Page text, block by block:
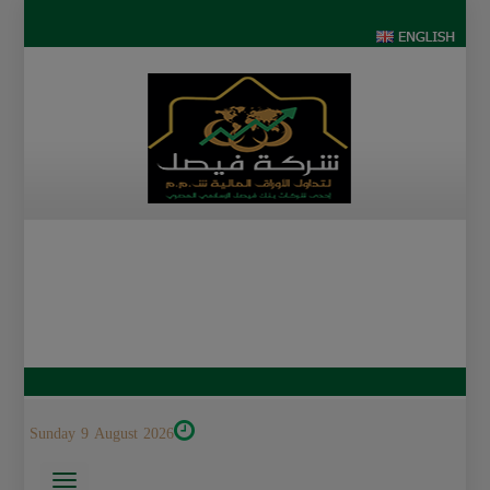
Sunday 9 August 2026
Toggle